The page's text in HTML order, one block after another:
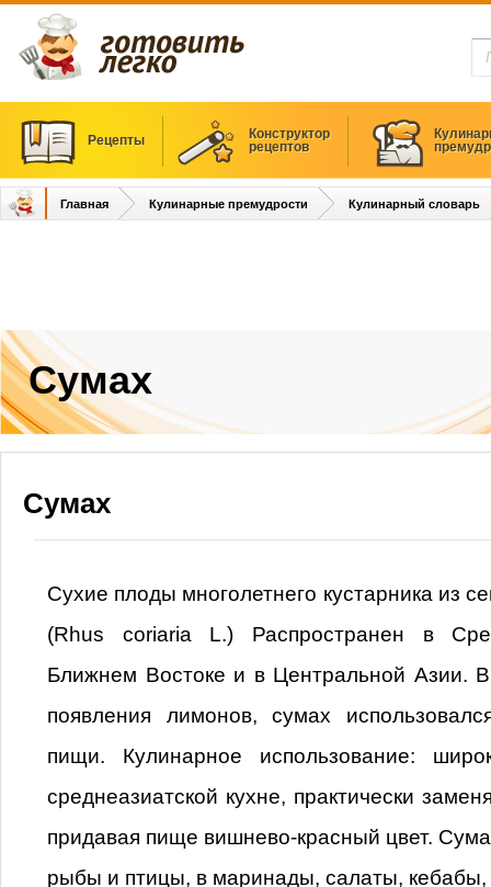
Рецепты
Конструктор
рецептов
Главная Кулинарные премудрости Кулинарный словарь
Сумах
Сумах
Сухие плоды многолетнего кустарника из
(Rhus coriaria L.) Распространен в
Ближнем Востоке и в Центральной Азии.
появления лимонов, сумах
пищи. Кулинарное использование:
среднеазиатской кухне, практически
придавая пище вишнево-красный цвет.
рыбы и птицы, в маринады, салаты,